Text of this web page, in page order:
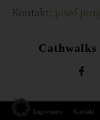
Kontakt: josef-
Impressum Kontakt